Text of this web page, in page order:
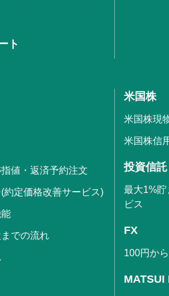
ト
値・返済予約注文
約定価格改善サービス)
での流れ
米国株
米国株現
米国株信
投資信託
最大1%貯
ビス
FX
100円か
MATSUI